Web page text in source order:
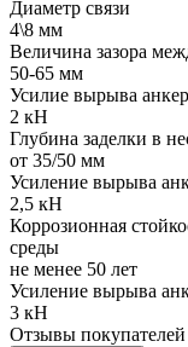
Диаметр связи
4\8 мм
Величина зазора
50-65 мм
Усилие вырыва
2 кН
Глубина заделки в
от 35/50 мм
Усиление вырыва
2,5 кН
Коррозионная
среды
не менее 50 лет
Усиление вырыва
3 кН
Отзывы покупателей